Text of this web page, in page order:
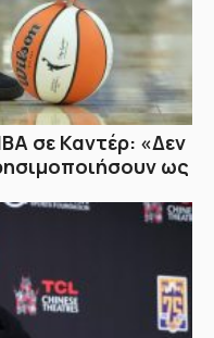
σε Καντέρ: «Δεν
ως